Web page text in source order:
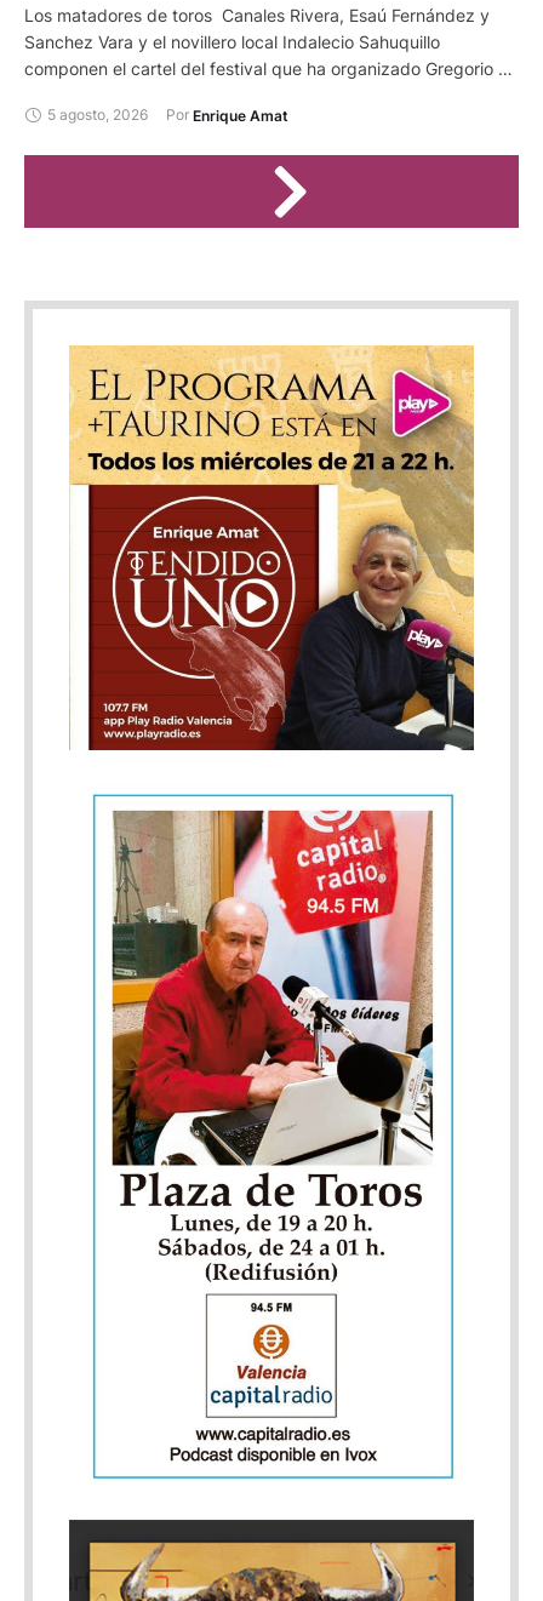
Los matadores de toros Canales Rivera, Esaú Fernández y
Sanchez Vara y el novillero local Indalecio Sahuquillo
componen el cartel del festival que ha organizado Gregorio de
conquense de Casasimarro. Será el día 24 de agosto, con
5 agosto, 2026 Por Enrique Amat